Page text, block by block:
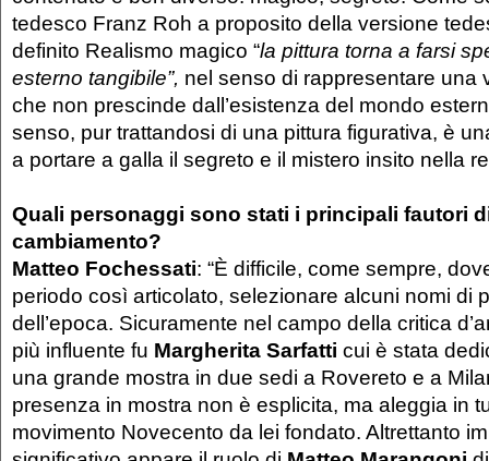
tedesco Franz Roh a proposito della versione
definito Realismo magico “la pittura torna a farsi
esterno tangibile”, nel senso di rappresentare una
che non prescinde dall’esistenza del mondo
senso, pur trattandosi di una pittura figurativa, è
a portare a galla il segreto e il mistero insito nella
Quali personaggi sono stati i principali fautori
cambiamento?
Matteo Fochessati: “È difficile, come sempre,
periodo così articolato, selezionare alcuni nomi di
dell’epoca. Sicuramente nel campo della critica
più influente fu Margherita Sarfatti cui è stata
una grande mostra in due sedi a Rovereto e a
presenza in mostra non è esplicita, ma aleggia in
movimento Novecento da lei fondato. Altrettanto